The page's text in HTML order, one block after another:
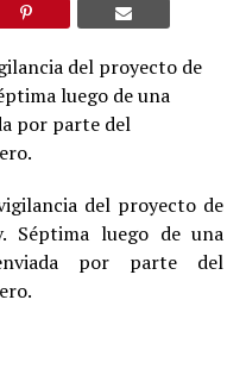
del proyecto de
luego de una
por parte del
del proyecto de
Séptima luego de una
por parte del